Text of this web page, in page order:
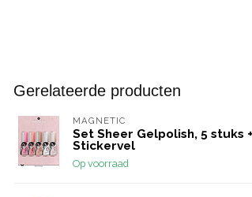
Gerelateerde producten
MAGNETIC
Set Sheer Gelpolish, 5 stuks
Stickervel
Op voorraad